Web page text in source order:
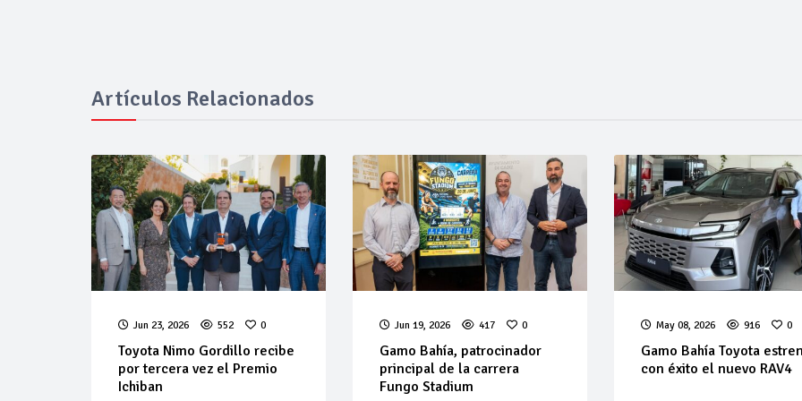
Artículos Relacionados
Jun 23, 2026 552 0
Toyota Nimo Gordillo recibe
por tercera vez el Premio
Ichiban
Jun 19, 2026 417 0
Gamo Bahía, patrocinador
principal de la carrera
Fungo Stadium
May 08, 2026 916 0
Gamo Bahía Toyota
con éxito el nuevo RAV4